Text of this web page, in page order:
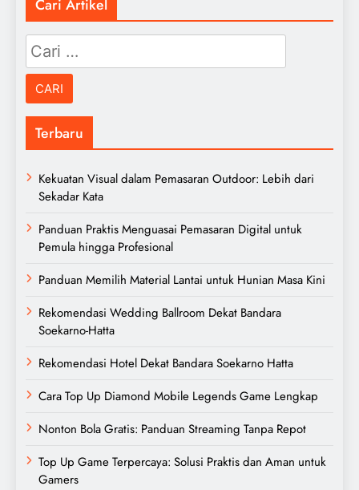
Cari Artikel
Cari
untuk:
Terbaru
Kekuatan Visual dalam Pemasaran Outdoor: Lebih dari
Sekadar Kata
Panduan Praktis Menguasai Pemasaran Digital untuk
Pemula hingga Profesional
Panduan Memilih Material Lantai untuk Hunian Masa Kini
Rekomendasi Wedding Ballroom Dekat Bandara
Soekarno-Hatta
Rekomendasi Hotel Dekat Bandara Soekarno Hatta
Cara Top Up Diamond Mobile Legends Game Lengkap
Nonton Bola Gratis: Panduan Streaming Tanpa Repot
Top Up Game Terpercaya: Solusi Praktis dan Aman untuk
Gamers